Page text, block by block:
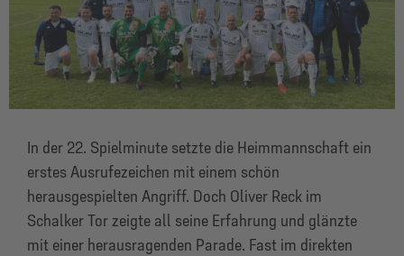
In der 22. Spielminute setzte die Heimmannschaft ein
erstes Ausrufezeichen mit einem schön
herausgespielten Angriff. Doch Oliver Reck im
Schalker Tor zeigte all seine Erfahrung und glänzte
mit einer herausragenden Parade. Fast im direkten